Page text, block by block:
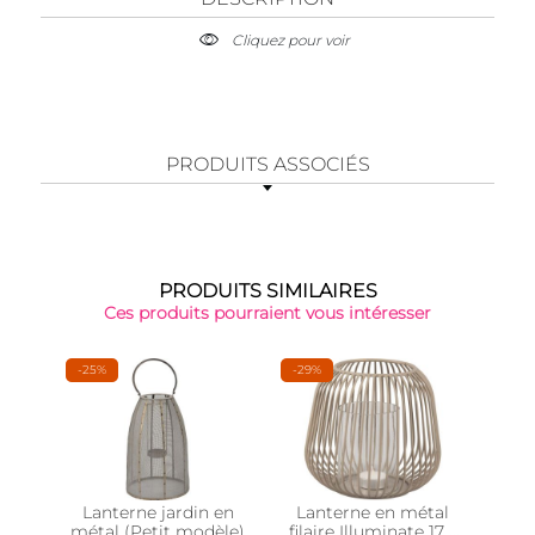
Cliquez pour voir
PRODUITS ASSOCIÉS
PRODUITS SIMILAIRES
Ces produits pourraient vous intéresser
-25%
Lanterne jardin en
-29%
Lanterne en métal